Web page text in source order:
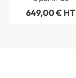
649,00 € HT